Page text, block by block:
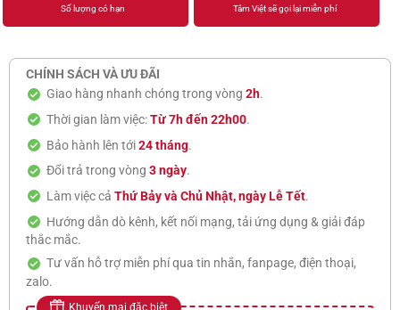
Số lượng có hạn Tâm Việt sẽ gọi lại miễn phí
CHÍNH SÁCH VÀ ƯU ĐÃI
Giao hàng nhanh chóng trong vòng 2h.
Thời gian làm việc:Từ 7h đến 22h00.
Bảo hành lên tới24 tháng.
Đổi trả trong vòng 3 ngày.
Làm việc cả Thứ Bảy và Chủ Nhật, ngày Lễ Tết.
Hướng dẫn dò kênh, kết nối mạng, tải ứng dụng & giải đáp
thắc mắc.
Tư vấn hỗ trợ miễn phí qua tin nhắn, fanpage, điện thoại,
zalo.
Khuyến mại đặc biệt